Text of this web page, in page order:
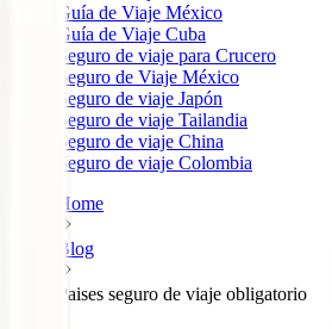
Guía de Viaje México
Guía de Viaje Cuba
Seguro de viaje para Crucero
Seguro de Viaje México
Seguro de viaje Japón
Seguro de viaje Tailandia
Seguro de viaje China
Seguro de viaje Colombia
Home
Blog
Paises seguro de viaje obligatorio